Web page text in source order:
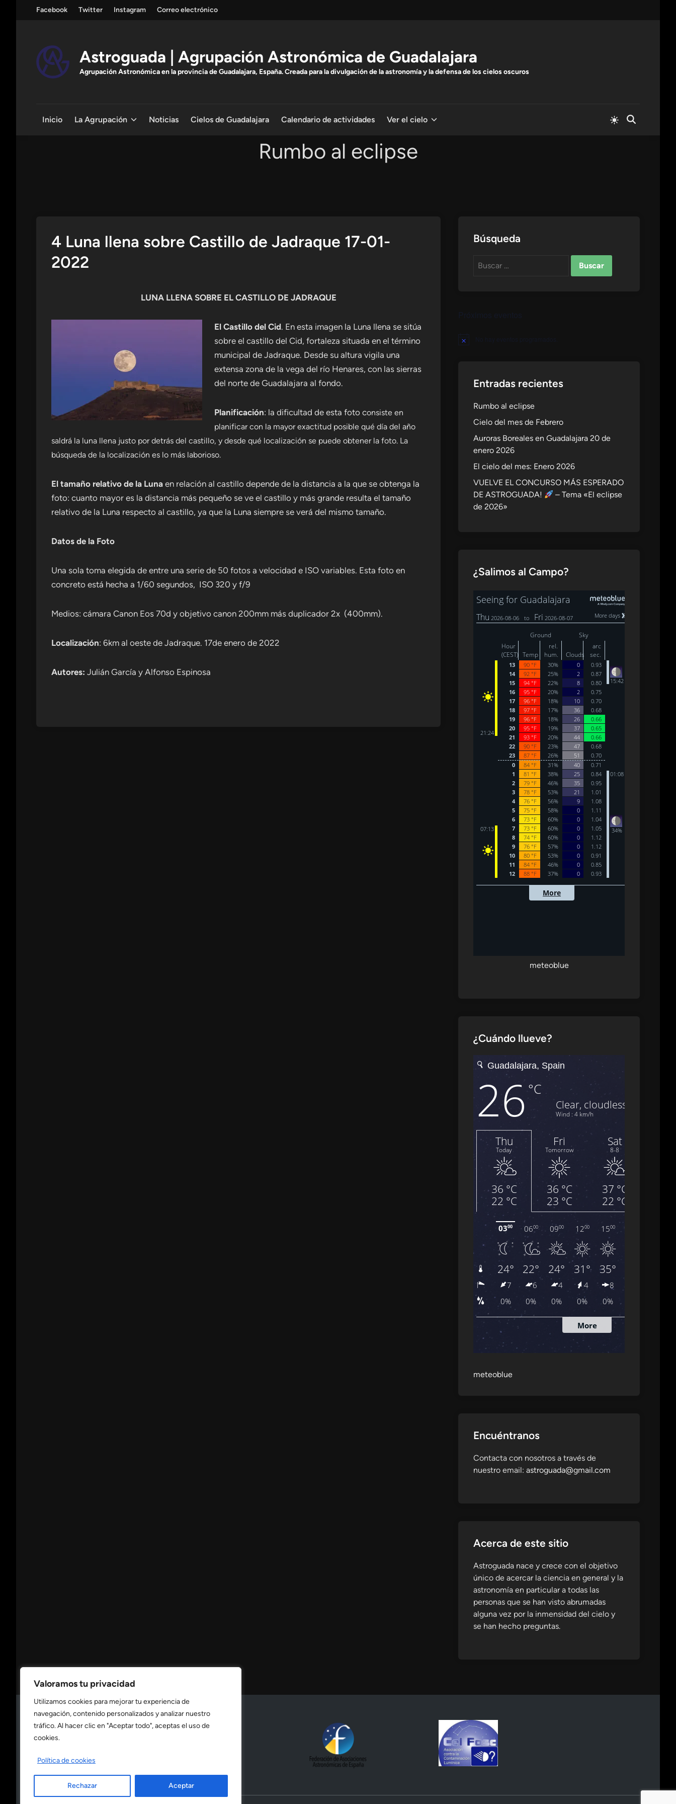
Valoramos tu privacidad
Utilizamos cookies para mejorar tu experiencia de
navegación, contenido personalizados y analizar nuestro
tráfico. Al hacer clic en "Aceptar todo", aceptas el uso de
cookies.
Política de cookies
Rechazar Aceptar
Facebook Twitter Instagram Correo electrónico
Astroguada | Agrupación Astronómica de Guadalajara
Agrupación Astronómica en la provincia de Guadalajara, España. Creada para la divulgación de la astronomía y la defensa de los cielos oscuros
Inicio La Agrupación Noticias Cielos de Guadalajara Calendario de actividades Ver el cielo
Cambiar
a
Abrir
Rumbo al eclipse
4 Luna llena sobre Castillo de Jadraque 17-01-
2022
LUNA LLENA SOBRE EL CASTILLO DE JADRAQUE
El Castillo del Cid. En esta imagen la Luna llena se sitúa
sobre el castillo del Cid, fortaleza situada en el término
municipal de Jadraque. Desde su altura vigila una
extensa zona de la vega del río Henares, con las sierras
del norte de Guadalajara al fondo.
Planificación: la dificultad de esta foto consiste en
planificar con la mayor exactitud posible qué día del año
saldrá la luna llena justo por detrás del castillo, y desde qué localización se puede obtener la foto. La
búsqueda de la localización es lo más laborioso.
El tamaño relativo de la Luna en relación al castillo depende de la distancia a la que se obtenga la
foto: cuanto mayor es la distancia más pequeño se ve el castillo y más grande resulta el tamaño
relativo de la Luna respecto al castillo, ya que la Luna siempre se verá del mismo tamaño.
Datos de la Foto
Una sola toma elegida de entre una serie de 50 fotos a velocidad e ISO variables. Esta foto en
concreto está hecha a 1/60 segundos, ISO 320 y f/9
Medios: cámara Canon Eos 70d y objetivo canon 200mm más duplicador 2x (400mm).
Localización: 6km al oeste de Jadraque. 17de enero de 2022
Autores: Julián García y Alfonso Espinosa
Búsqueda
Buscar:
Aviso
Entradas recientes
Rumbo al eclipse
Cielo del mes de Febrero
Auroras Boreales en Guadalajara 20 de
enero 2026
El cielo del mes: Enero 2026
VUELVE EL CONCURSO MÁS ESPERADO
DE ASTROGUADA!
– Tema «El eclipse
de 2026»
¿Salimos al Campo?
meteoblue
¿Cuándo llueve?
meteoblue
Encuéntranos
Contacta con nosotros a través de
nuestro email: astroguada@gmail.com
Acerca de este sitio
Astroguada nace y crece con el objetivo
único de acercar la ciencia en general y la
astronomía en particular a todas las
personas que se han visto abrumadas
alguna vez por la inmensidad del cielo y
se han hecho preguntas.
Consulta nuestrapolítica de privacidad